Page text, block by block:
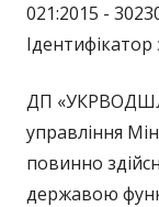
021:2015 -
Ідентифікатор
ДП
управління
повинно
державою